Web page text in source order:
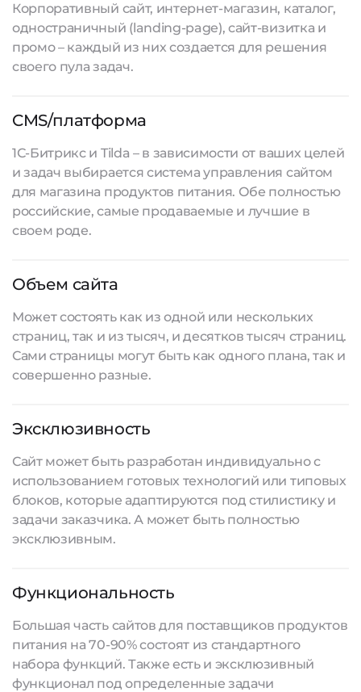
Корпоративный сайт, интернет-магазин, каталог,
одностраничный (landing-page), сайт-визитка и
промо – каждый из них создается для решения
своего пула задач.
CMS/платформа
1С-Битрикс и Tilda – в зависимости от ваших целей
и задач выбирается система управления сайтом
для магазина продуктов питания. Обе полностью
российские, самые продаваемые и лучшие в
своем роде.
Объем сайта
Может состоять как из одной или нескольких
страниц, так и из тысяч, и десятков тысяч страниц.
Сами страницы могут быть как одного плана, так и
совершенно разные.
Эксклюзивность
Сайт может быть разработан индивидуально с
использованием готовых технологий или типовых
блоков, которые адаптируются под стилистику и
задачи заказчика. А может быть полностью
эксклюзивным.
Функциональность
Большая часть сайтов для поставщиков продуктов
питания на 70-90% состоят из стандартного
набора функций. Также есть и эксклюзивный
функционал под определенные задачи